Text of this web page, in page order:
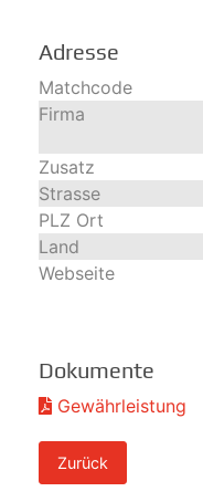
Adresse
Matchcode
Firma
Zusatz
Strasse
PLZ Ort
Land
Webseite
Dokumente
Gewährleistung
Zurück